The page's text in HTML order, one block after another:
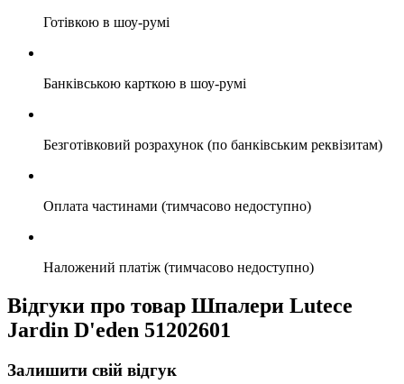
Готівкою в шоу-румі
Банківською карткою в шоу-румі
Безготівковий розрахунок (по банківським реквізитам)
Оплата частинами (тимчасово недоступно)
Наложений платіж (тимчасово недоступно)
Відгуки про товар Шпалери Lutece
Jardin D'eden 51202601
Залишити свій відгук